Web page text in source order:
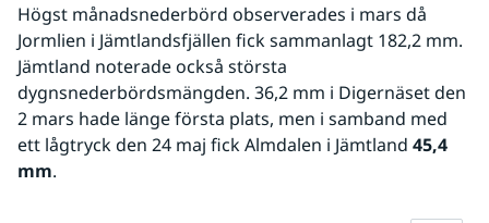
Högst månadsnederbörd observerades i mars då
Jormlien i Jämtlandsfjällen fick sammanlagt 182,2 mm.
Jämtland noterade också största
dygnsnederbördsmängden. 36,2 mm i Digernäset den
2 mars hade länge första plats, men i samband med
ett lågtryck den 24 maj fick Almdalen i Jämtland 45,4
mm.